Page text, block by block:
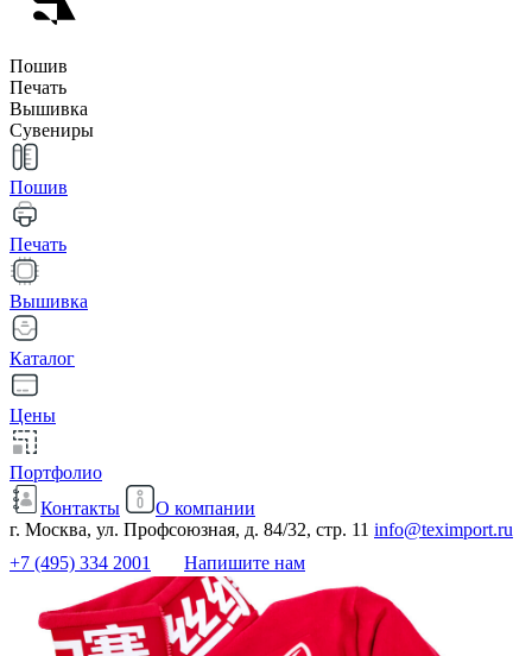
Пошив
Печать
Вышивка
Сувениры
Пошив
Печать
Вышивка
Каталог
Цены
Портфолио
Контакты
О компании
г. Москва, ул. Профсоюзная, д. 84/32, стр. 11 info@teximport.ru
+7 (495) 334 2001
Напишите нам